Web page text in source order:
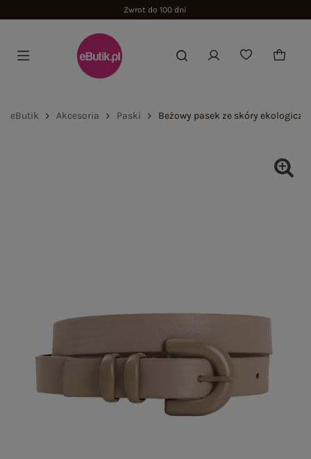
Zwrot do 100 dni
eButik Akcesoria Paski Beżowy pasek ze skóry